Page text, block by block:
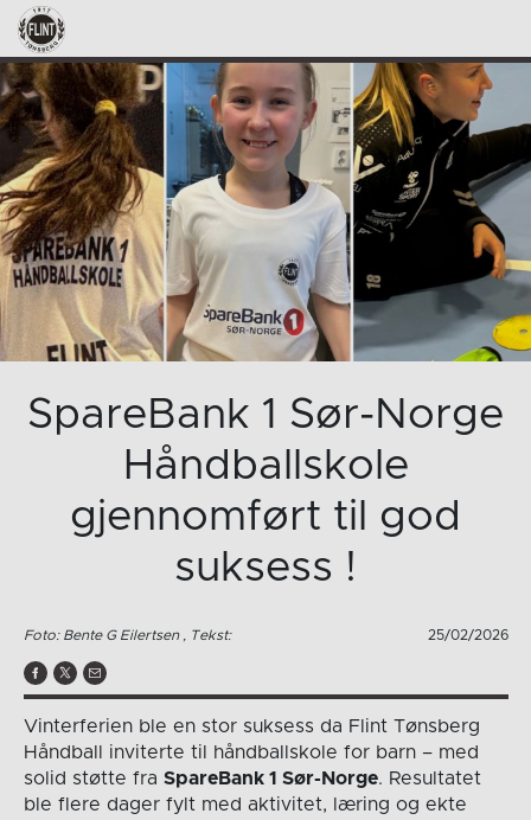
SpareBank 1 Sør-Norge
Håndballskole
gjennomført til god
suksess !
Foto: Bente G Eilertsen , Tekst: 25/02/2026
Vinterferien ble en stor suksess da Flint Tønsberg
Håndball inviterte til håndballskole for barn – med
solid støtte fra SpareBank 1 Sør-Norge. Resultatet
ble flere dager fylt med aktivitet, læring og ekte